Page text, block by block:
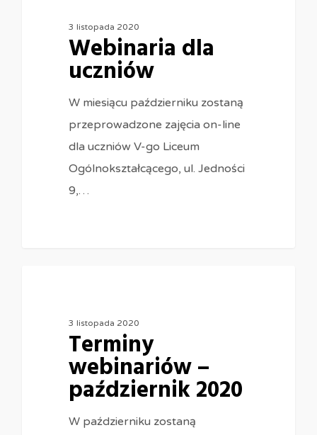
3 listopada 2020
Webinaria dla
uczniów
W miesiącu październiku zostaną
przeprowadzone zajęcia on-line
dla uczniów V-go Liceum
Ogólnokształcącego, ul. Jedności
9,…
3 listopada 2020
Terminy
webinariów –
październik 2020
W październiku zostaną